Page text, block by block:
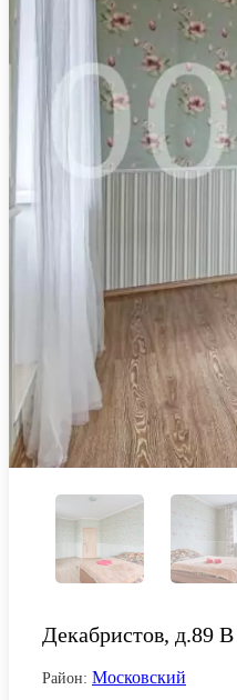
Декабристов, д.89 В
Район: Московский